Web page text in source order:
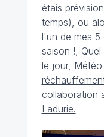
étais
temps), ou
l'un de mes 5
saison !,
le jour,
collaboration
Ladurie.